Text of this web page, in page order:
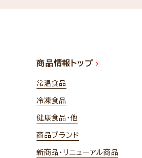
商品情報トップ
常温食品
冷凍食品
健康食品・他
商品ブランド
新商品・リニューアル商品